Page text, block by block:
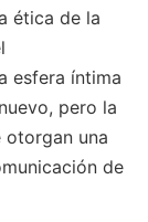
ética de la
esfera íntima
pero la
una
de